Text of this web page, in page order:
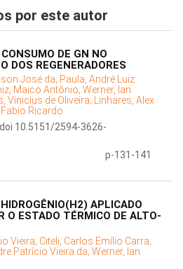
por este autor
DE GN NO
DOS REGENERADORES
José da; Paula, André Luiz
Maico Antônio; Werner, Ian
Vinicius de Oliveira; Linhares, Alex
Fabio Ricardo
10.5151/2594-3626-
p-131-141
APLICADO
O ESTADO TÉRMICO DE ALTO-
Vieira; Citeli, Carlos Emílio Carra;
Patrício Vieira da; Werner, Ian